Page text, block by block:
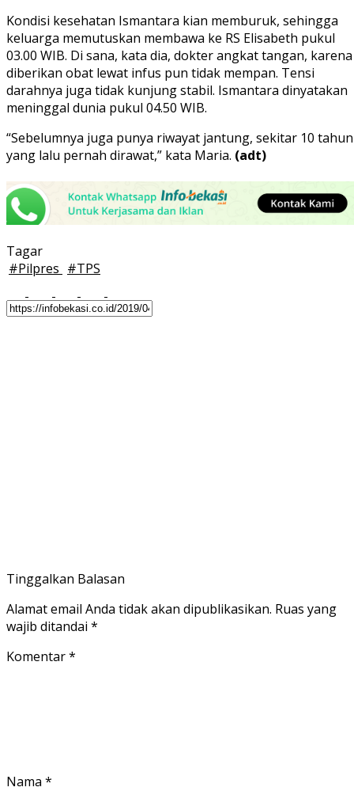
Kondisi kesehatan Ismantara kian memburuk, sehingga
keluarga memutuskan membawa ke RS Elisabeth pukul
03.00 WIB. Di sana, kata dia, dokter angkat tangan, karena
diberikan obat lewat infus pun tidak mempan. Tensi
darahnya juga tidak kunjung stabil. Ismantara dinyatakan
meninggal dunia pukul 04.50 WIB.
“Sebelumnya juga punya riwayat jantung, sekitar 10 tahun
yang lalu pernah dirawat,” kata Maria. (adt)
Tagar
#Pilpres #TPS
Tinggalkan Balasan
Alamat email Anda tidak akan dipublikasikan. Ruas yang
wajib ditandai *
Komentar*
Nama *